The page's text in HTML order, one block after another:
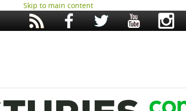
Skip to main content